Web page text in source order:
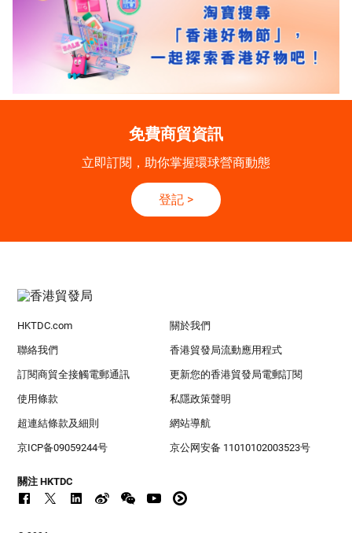
免費商貿資訊
立即訂閱，助你掌握環球營商動態
登記 >
HKTDC.com 關於我們
聯絡我們 香港貿發局流動應用程式
訂閱商貿全接觸電郵通訊 更新您的香港貿發局電郵訂閱
使用條款 私隱政策聲明
超連結條款及細則 網站導航
京ICP备09059244号 京公网安备 11010102003523号
關注 HKTDC